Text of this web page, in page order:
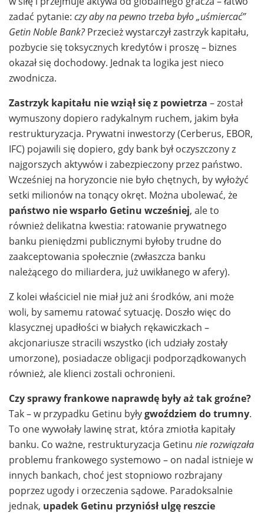
zadać pytanie: czy aby na pewno trzeba było „uśmiercać”
Getin Noble Bank?Przecież wystarczył zastrzyk kapitału,
pozbycie się toksycznych kredytów i proszę – biznes
okazał się dochodowy. Jednak ta logika jest nieco
zwodnicza.
Zastrzyk kapitału nie wziął się z powietrza – został
wymuszony dopiero radykalnym ruchem, jakim była
restrukturyzacja. Prywatni inwestorzy (Cerberus, EBOR,
IFC) pojawili się dopiero, gdy bank był oczyszczony z
najgorszych aktywów i zabezpieczony przez państwo.
Wcześniej na horyzoncie nie było chętnych, by wyłożyć
setki milionów na tonący okręt. Można ubolewać, że
państwo nie wsparło Getinu wcześniej, ale to
również delikatna kwestia: ratowanie prywatnego
banku pieniędzmi publicznymi byłoby trudne do
zaakceptowania społecznie (zwłaszcza banku
należącego do miliardera, już uwikłanego w afery).
Z kolei właściciel nie miał już ani środków, ani może
woli, by samemu ratować sytuację. Doszło więc do
klasycznej upadłości w białych rękawiczkach –
akcjonariusze stracili wszystko (ich udziały zostały
umorzone), posiadacze obligacji podporządkowanych
również, ale klienci zostali ochronieni.
Czy sprawy frankowe naprawdę były aż tak groźne?
Tak – w przypadku Getinu byłygwoździem do trumny.
To one wywołały lawinę strat, która zmiotła kapitały
banku. Co ważne, restrukturyzacja Getinu nie rozwiązała
problemu frankowego systemowo – on nadal istnieje w
innych bankach, choć jest stopniowo rozbrajany
poprzez ugody i orzeczenia sądowe. Paradoksalnie
jednak, upadek Getinu przyniósł ulgę reszcie